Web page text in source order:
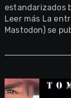
estandarizados
Leer más La
Mastodon) se